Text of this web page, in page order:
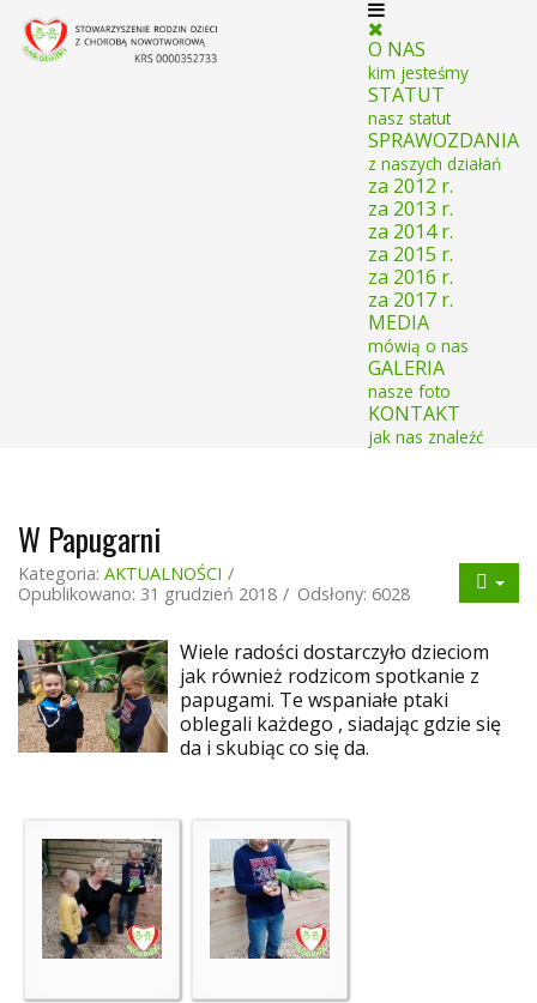
O NAS
kim jesteśmy
STATUT
nasz statut
SPRAWOZDANIA
z naszych działań
za 2012 r.
za 2013 r.
za 2014 r.
za 2015 r.
za 2016 r.
za 2017 r.
MEDIA
mówią o nas
GALERIA
nasze foto
KONTAKT
jak nas znaleźć
W Papugarni
Kategoria: AKTUALNOŚCI
Opublikowano: 31 grudzień 2018
Odsłony: 6028
Wiele radości dostarczyło dzieciom
jak również rodzicom spotkanie z
papugami. Te wspaniałe ptaki
oblegali każdego , siadając gdzie się
da i skubiąc co się da.